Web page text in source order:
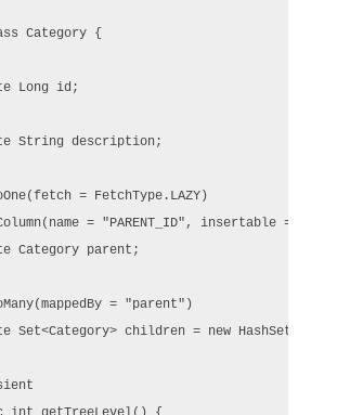
Category {
Long id;
String description;
= FetchType.LAZY)
= "PARENT_ID", insertable =
Category parent;
= "parent")
Set<Category> children = new HashSet<>();